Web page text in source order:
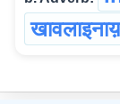
खावलाइनाय़